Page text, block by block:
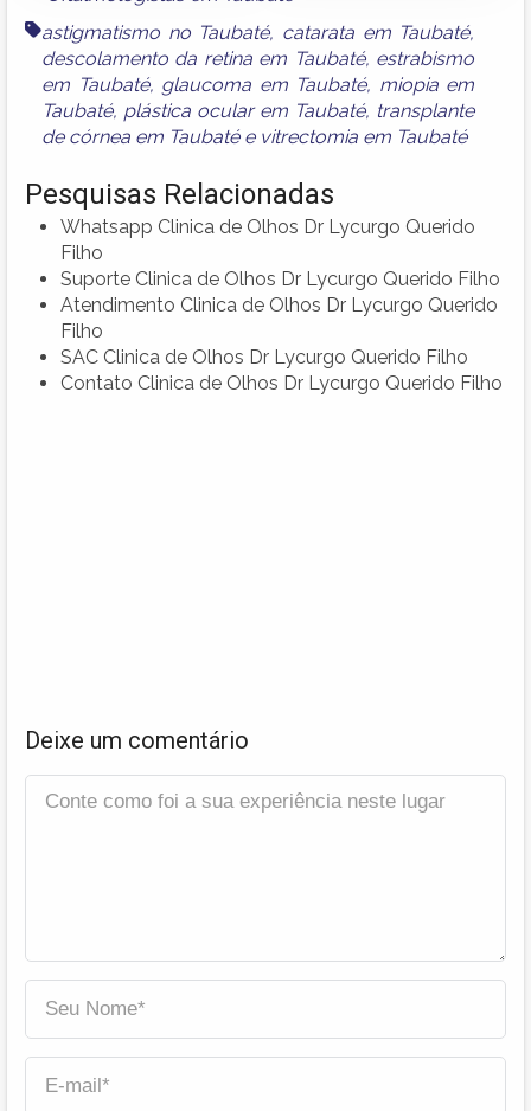
astigmatismo no Taubaté, catarata em Taubaté,
descolamento da retina em Taubaté, estrabismo
em Taubaté, glaucoma em Taubaté, miopia em
Taubaté, plástica ocular em Taubaté, transplante
de córnea em Taubatée vitrectomia em Taubaté
Pesquisas Relacionadas
Whatsapp Clinica de Olhos Dr Lycurgo Querido
Filho
Suporte Clinica de Olhos Dr Lycurgo Querido Filho
Atendimento Clinica de Olhos Dr Lycurgo Querido
Filho
SAC Clinica de Olhos Dr Lycurgo Querido Filho
Contato Clinica de Olhos Dr Lycurgo Querido Filho
Deixe um comentário